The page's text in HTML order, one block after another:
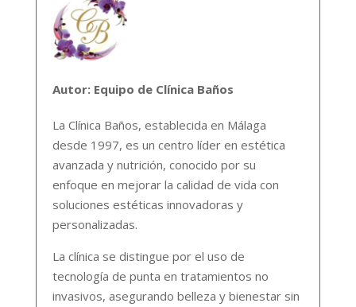
Autor: Equipo de Clínica Baños
La Clínica Baños, establecida en Málaga
desde 1997, es un centro líder en estética
avanzada y nutrición, conocido por su
enfoque en mejorar la calidad de vida con
soluciones estéticas innovadoras y
personalizadas.
La clínica se distingue por el uso de
tecnología de punta en tratamientos no
invasivos, asegurando belleza y bienestar sin